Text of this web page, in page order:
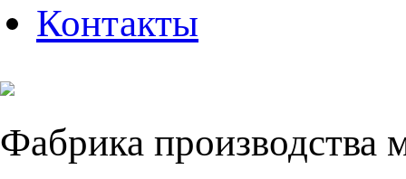
Контакты
Фабрика производства